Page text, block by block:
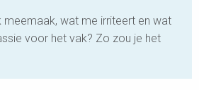
meemaak, wat me irriteert en wat
voor het vak? Zo zou je het